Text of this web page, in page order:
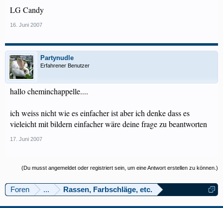
LG Candy
16. Juni 2007
Partynudle
Erfahrener Benutzer
hallo cheminchappelle....
ich weiss nicht wie es einfacher ist aber ich denke dass es
vieleicht mit bildern einfacher wäre deine frage zu beantworten
17. Juni 2007
(Du musst angemeldet oder registriert sein, um eine Antwort erstellen zu können.)
Foren ... Rassen, Farbschläge, etc.